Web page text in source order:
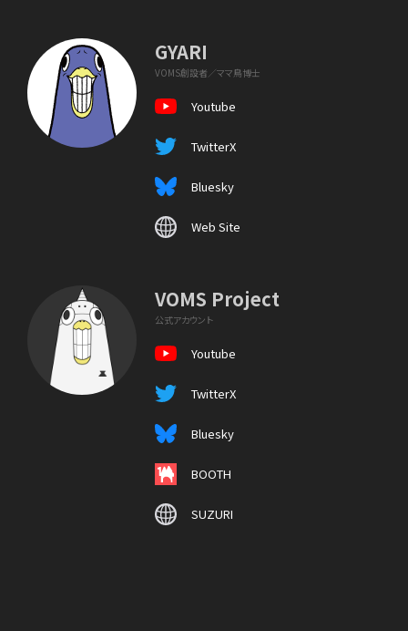
GYARI
VOMS創設者／ママ鳥博士
Youtube
TwitterX
Bluesky
Web Site
VOMS Project
公式アカウント
Youtube
TwitterX
Bluesky
BOOTH
SUZURI